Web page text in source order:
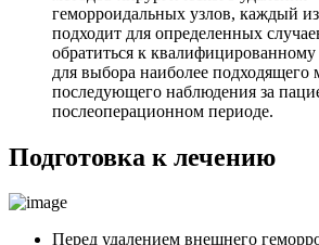
геморроидальных узлов, каждый
подходит для определенных
обратиться к
для выбора наиболее подходящего
последующего наблюдения за
послеоперационном периоде.
Подготовка к лечению
Перед удалением внешнего